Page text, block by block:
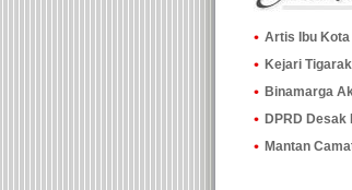
Artis Ibu
Kejari
Binamarga
DPRD
Mantan